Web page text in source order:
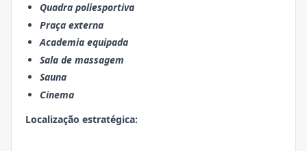
Quadra poliesportiva
Praça externa
Academia equipada
Sala de massagem
Sauna
Cinema
Localização estratégica: